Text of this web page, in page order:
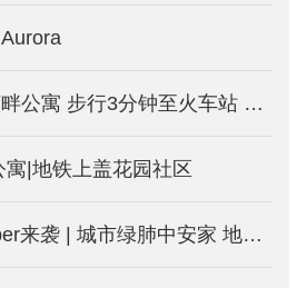
Icon | 悉尼内城 河畔公寓 步行3分钟至火车站 旺租投资房
|地铁上盖花园社区
Pavilions三期Amber来袭 | 城市绿肺中安家 地铁近在咫尺